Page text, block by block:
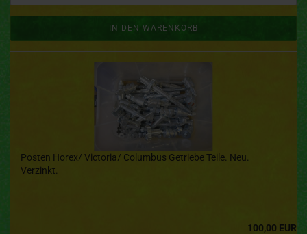
IN DEN WARENKORB
Posten Horex/ Victoria/ Columbus Getriebe Teile. Neu.
Verzinkt.
100,00 EUR